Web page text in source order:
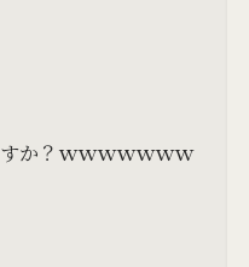
か？ｗｗｗｗｗｗｗ